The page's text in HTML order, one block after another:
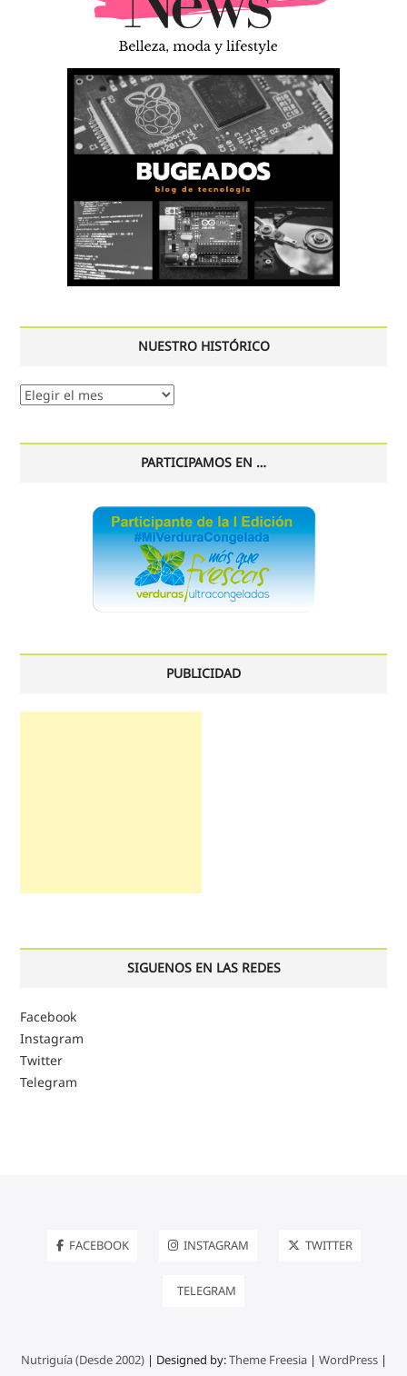
NUESTRO HISTÓRICO
Nuestro
PARTICIPAMOS EN …
PUBLICIDAD
SIGUENOS EN LAS REDES
Facebook
Instagram
Twitter
Telegram
FACEBOOK INSTAGRAM TWITTER
TELEGRAM
Nutriguía (Desde 2002)| Designed by:Theme Freesia| WordPress|